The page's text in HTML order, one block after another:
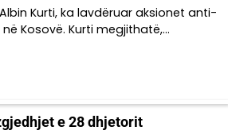
Kurti, ka lavdëruar aksionet anti-
Kosovë. Kurti megjithatë,…
e 28 dhjetorit